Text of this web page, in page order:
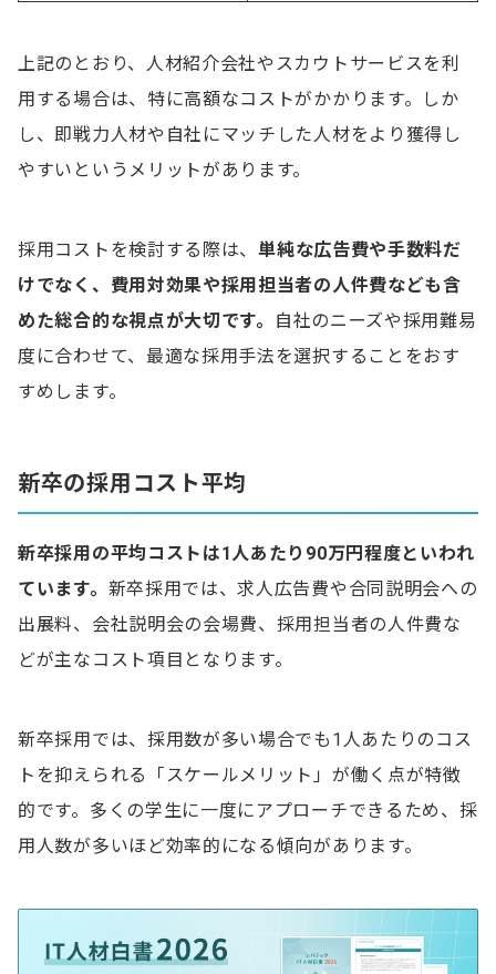
上記のとおり、人材紹介会社やスカウトサービスを利
用する場合は、特に高額なコストがかかります。しか
し、即戦力人材や自社にマッチした人材をより獲得し
やすいというメリットがあります。
採用コストを検討する際は、単純な広告費や手数料だ
けでなく、費用対効果や採用担当者の人件費なども含
めた総合的な視点が大切です。
自社のニーズや採用難易
度に合わせて、最適な採用手法を選択することをおす
すめします。
新卒の採用コスト平均
新卒採用の平均コストは1人あたり90万円程度といわれ
ています。 新卒採用では、求人広告費や合同説明会への
出展料、会社説明会の会場費、採用担当者の人件費な
どが主なコスト項目となります。
新卒採用では、採用数が多い場合でも1人あたりのコス
トを抑えられる「スケールメリット」が働く点が特徴
的です。多くの学生に一度にアプローチできるため、採
用人数が多いほど効率的になる傾向があります。